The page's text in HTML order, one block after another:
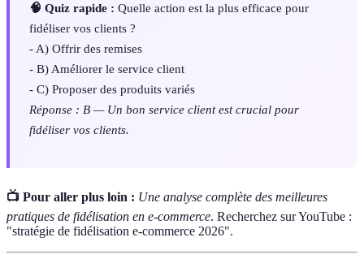
🧠 Quiz rapide : Quelle action est la plus efficace pour
fidéliser vos clients ?
- A) Offrir des remises
- B) Améliorer le service client
- C) Proposer des produits variés
Réponse : B — Un bon service client est crucial pour
fidéliser vos clients.
📺 Pour aller plus loin : Une analyse complète des meilleures
pratiques de fidélisation en e-commerce. Recherchez sur YouTube :
"stratégie de fidélisation e-commerce 2026".